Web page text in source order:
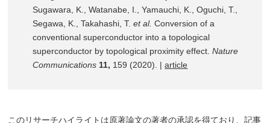
Sugawara, K., Watanabe, I., Yamauchi, K., Oguchi, T.,
Segawa, K., Takahashi, T.et al. Conversion of a
conventional superconductor into a topological
superconductor by topological proximity effect.Nature
Communications 11, 159 (2020). |article
このリサーチハイライトは原著論文の著者の承認を得ており、記事